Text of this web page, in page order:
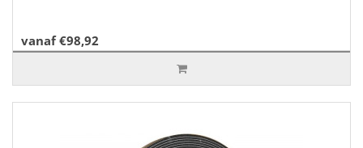
vanaf €98,92